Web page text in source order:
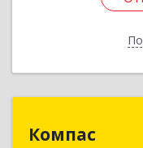
Компас